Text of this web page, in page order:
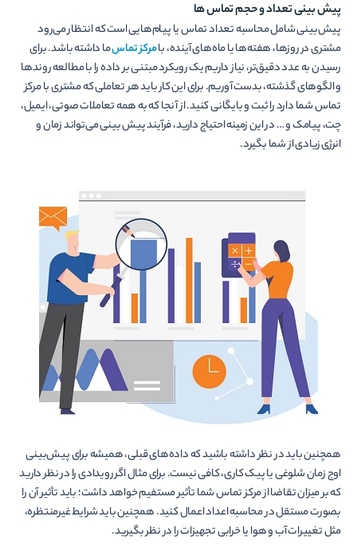
پیش بینی تعداد و حجم تماس ها
پیش‌بینی شامل محاسبه تعداد تماس یا پیام­‌هایی است که انتظار می­‌رود
مشتری در روزها، هفته‌ها یا ماه‌های آینده، بامرکز تماسما داشته باشد. برای
رسیدن به عدد دقیق­‌تر، نیاز داریم یک رویکرد مبتنی بر داده را با مطالعه روندها
و الگوهای گذشته، بدست آوریم. برای این کار باید هر تعاملی که مشتری با مرکز
تماس شما دارد را ثبت و بایگانی کنید. از آنجا که به همه تعاملات صوتی، ایمیل،
چت، پیامک و … در این زمینه احتیاج دارید، فرآیند پیش بینی می­‌تواند زمان و
انرژی زیادی از شما بگیرد.
همچنین باید در نظر داشته باشید که داده­‌های قبلی، همیشه برای پیش‌بینی
اوج زمان شلوغی یا پیک کاری، کافی نیست. برای مثال اگر رویدادی را در نظر دارید
که بر میزان تقاضا از مرکز تماس شما تأثیر مستفیم خواهد داشت؛ باید تأثیر آن را
بصورت مستقل در محاسبه اعداد اعمال کنید. همچنین باید شرایط غیرمنتظره،
مثل تغییرات آب و هوا یا خرابی تجهیزات را در نظر بگیرید.